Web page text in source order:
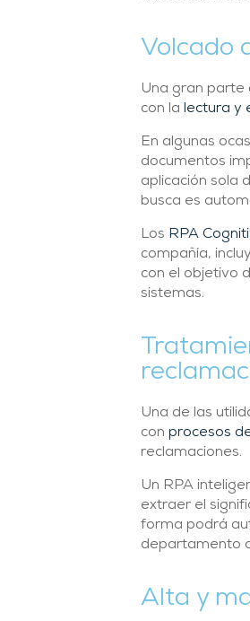
Volcado
Una gran parte
con la lectura y
En algunas
documentos
aplicación sola
busca es
Los RPA
compañía,
con el objetivo
sistemas.
Una de las
con procesos
reclamaciones.
Un RPA
extraer el
forma podrá
departamento
Alta y